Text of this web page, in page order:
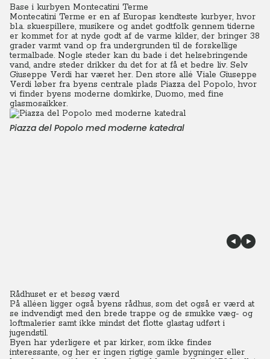
Base i kurbyen Montecatini Terme
Montecatini Terme er en af Europas kendteste kurbyer, hvor
bl.a. skuespillere, musikere og andet godtfolk gennem tiderne
er kommet for at nyde godt af de varme kilder, der bringer 38
grader varmt vand op fra undergrunden til de forskellige
termalbade. Nogle steder kan du bade i det helsebringende
vand, andre steder drikker du det for at få et bedre liv. Selv
Giuseppe Verdi har været her. Den store allé Viale Giuseppe
Verdi løber fra byens centrale plads Piazza del Popolo, hvor
vi finder byens moderne domkirke, Duomo, med fine
glasmosaikker.
Piazza del Popolo med moderne katedral
Rådhuset er et besøg værd
På alléen ligger også byens rådhus, som det også er værd at
se indvendigt med den brede trappe og de smukke væg- og
loftmalerier samt ikke mindst det flotte glastag udført i
jugendstil.
Byen har yderligere et par kirker, som ikke findes
interessante, og her er ingen rigtige gamle bygninger eller